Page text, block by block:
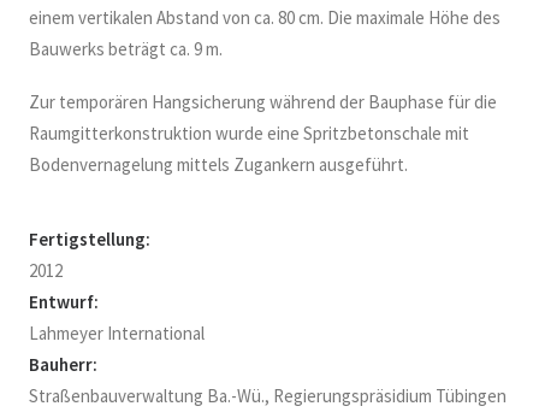
einem vertikalen Abstand von ca. 80 cm. Die maximale Höhe des
Bauwerks beträgt ca. 9 m.
Zur temporären Hangsicherung während der Bauphase für die
Raumgitterkonstruktion wurde eine Spritzbetonschale mit
Bodenvernagelung mittels Zugankern ausgeführt.
Fertigstellung:
2012
Entwurf:
Lahmeyer International
Bauherr:
Straßenbauverwaltung Ba.-Wü., Regierungspräsidium Tübingen